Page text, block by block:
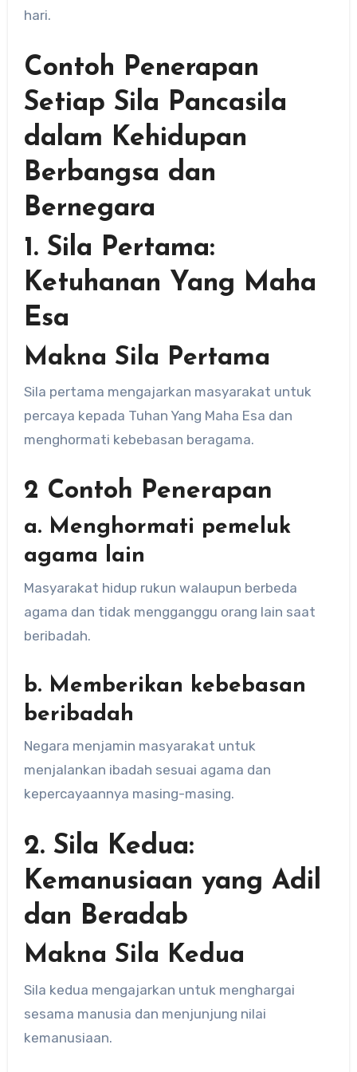
hari.
Contoh Penerapan
Setiap Sila Pancasila
dalam Kehidupan
Berbangsa dan
Bernegara
1. Sila Pertama:
Ketuhanan Yang Maha
Esa
Makna Sila Pertama
Sila pertama mengajarkan masyarakat untuk
percaya kepada Tuhan Yang Maha Esa dan
menghormati kebebasan beragama.
2 Contoh Penerapan
a. Menghormati pemeluk
agama lain
Masyarakat hidup rukun walaupun berbeda
agama dan tidak mengganggu orang lain saat
beribadah.
b. Memberikan kebebasan
beribadah
Negara menjamin masyarakat untuk
menjalankan ibadah sesuai agama dan
kepercayaannya masing-masing.
2. Sila Kedua:
Kemanusiaan yang Adil
dan Beradab
Makna Sila Kedua
Sila kedua mengajarkan untuk menghargai
sesama manusia dan menjunjung nilai
kemanusiaan.